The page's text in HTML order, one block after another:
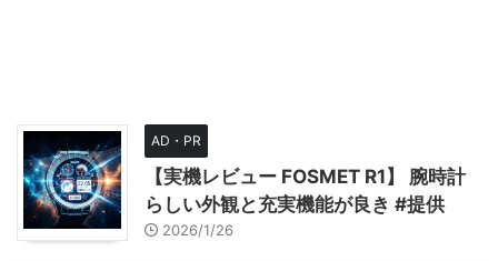
AD・PR
【実機レビュー FOSMET R1】 腕時計
らしい外観と充実機能が良き #提供
2026/1/26